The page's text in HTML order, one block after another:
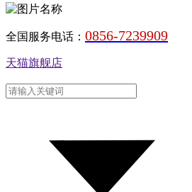
全国服务电话： 0856-7239909
天猫旗舰店